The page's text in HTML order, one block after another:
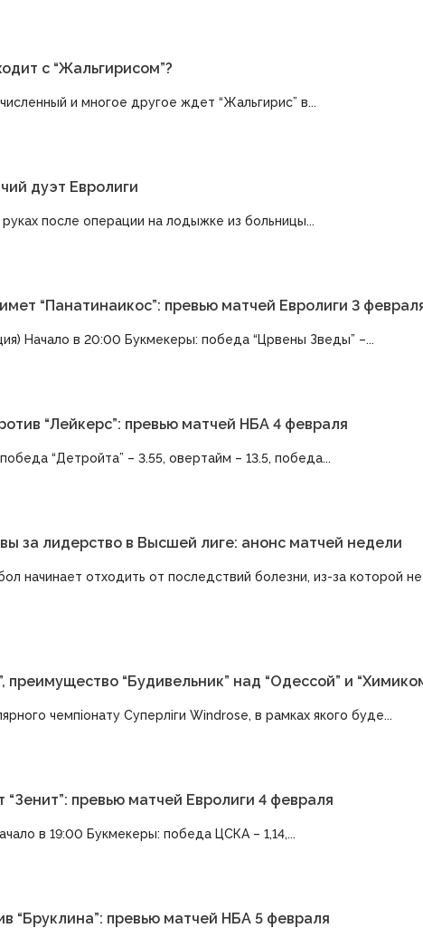
с “Жальгирисом”?
и многое другое ждет “Жальгирис” в...
дуэт Евролиги
после операции на лодыжке из больницы...
“Панатинаикос”: превью матчей Евролиги 3
Начало в 20:00 Букмекеры: победа “Црвены Зведы” –...
“Лейкерс”: превью матчей НБА 4 февраля
“Детройта” – 3.55, овертайм – 13.5, победа...
за лидерство в Высшей лиге: анонс матчей недели
начинает отходить от последствий болезни, из-за которой не
преимущество “Будивельник” над “Одессой” и
чемпіонату Суперліги Windrose, в рамках якого буде...
превью матчей Евролиги 4 февраля
в 19:00 Букмекеры: победа ЦСКА – 1,14,...
“Бруклина”: превью матчей НБА 5 февраля